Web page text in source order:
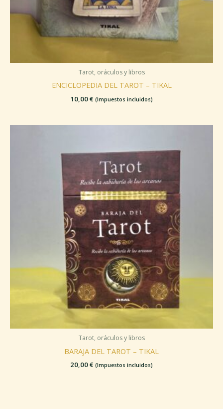
Tarot, oráculos y libros
ENCICLOPEDIA DEL TAROT – TIKAL
10,00€ (Impuestos incluidos)
Tarot, oráculos y libros
BARAJA DEL TAROT – TIKAL
20,00€ (Impuestos incluidos)